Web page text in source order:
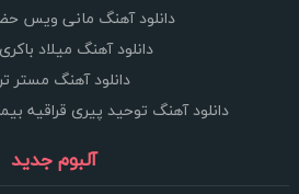
دانلود آهنگ مانی ویس
دانلود آهنگ میلاد
دانلود آهنگ مستر
دانلود آهنگ توحید پیری قراقیه
آلبوم جدید